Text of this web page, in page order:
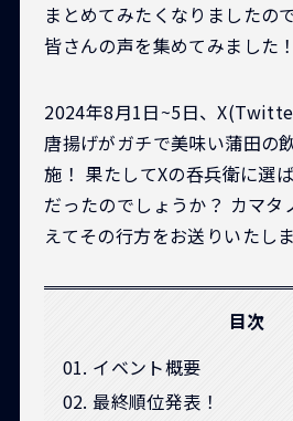
まとめてみたくなりましたの
皆さんの声を集めてみました！
2024年8月1日~5日、
唐揚げがガチで美味い蒲田の
施！ 果たしてXの呑兵衛に選
だったのでしょうか？ カマタ
えてその行方をお送りいたし
目次
イベント概要
最終順位発表！